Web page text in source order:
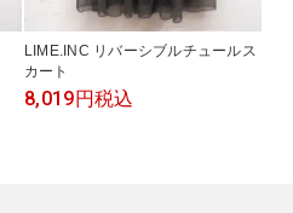
LIME.INC リバーシブルチュールス
カート
8,019円税込